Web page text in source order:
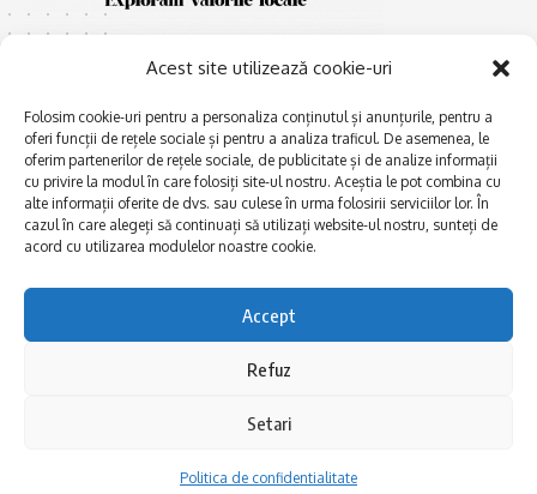
Acest site utilizează cookie-uri
Folosim cookie-uri pentru a personaliza conținutul și anunțurile, pentru a
oferi funcții de rețele sociale și pentru a analiza traficul. De asemenea, le
oferim partenerilor de rețele sociale, de publicitate și de analize informații
cu privire la modul în care folosiți site-ul nostru. Aceștia le pot combina cu
alte informații oferite de dvs. sau culese în urma folosirii serviciilor lor. În
cazul în care alegeți să continuați să utilizați website-ul nostru, sunteți de
acord cu utilizarea modulelor noastre cookie.
Accept
Refuz
Setari
Politica de confidentialitate
E xplorăm Dobrogea,
Explorăm valorile locale:
Deltă, Litoral, cele mai mari
lacuri, cele mai vechi orașe,
Afaceri și meșteșuguri
Actualitate
Dobrogea PE BUNE
La Drum cu Ada